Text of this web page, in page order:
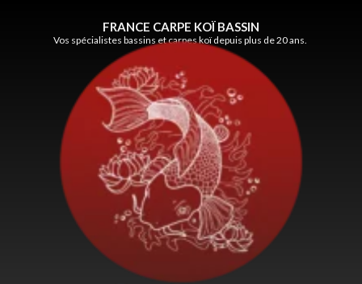
FRANCE CARPE KOÏ BASSIN
Vos spécialistes bassins et carpes koï depuis plus de 20 ans.